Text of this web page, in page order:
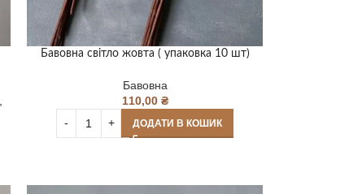
Бавовна світло жовта ( упаковка 10 шт)
Бавовна
110,00 ₴
ДОДАТИ В КОШИК